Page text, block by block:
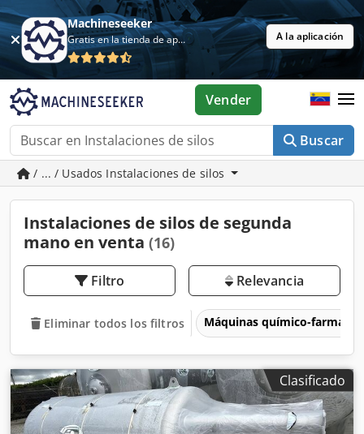
Machineseeker
Gratis en la tienda de aplicaciones A la aplicación
Buscar
Vender
/ ... / Usados Instalaciones de silos
Instalaciones de silos de segunda
mano en venta (16)
Filtro Relevancia
Eliminar todos los filtros Máquinas químico-
Clasificado